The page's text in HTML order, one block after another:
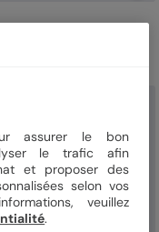
assurer le bon
le trafic afin
et proposer des
selon vos
veuillez
.